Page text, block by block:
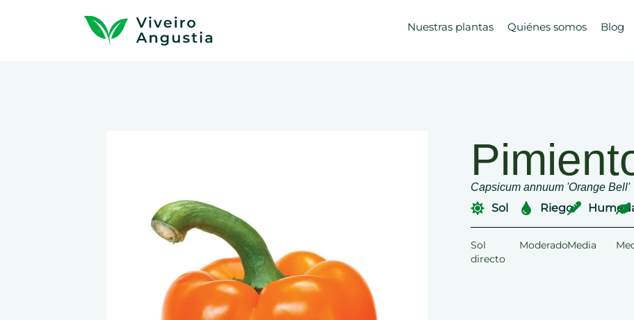
Nuestras plantas Quiénes somos Blog
Capsicum annuum 'Orange Bell'
Sol
Sol
directo
Riego
ModeradoMedia